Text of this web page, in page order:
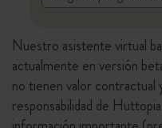
Nuestro asistente virtual
actualmente en versión
no tienen valor
responsabilidad de